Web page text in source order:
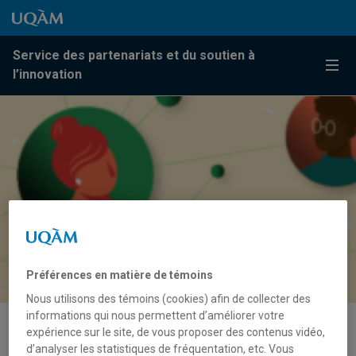
Passer au contenu
Accéder au menu principal
Accéder à la recherche
Passer au contenu
Accéder au menu principal
Service des partenariats et du soutien à
l’innovation
Quel est l’impact du Lab-École?
Préférences en matière de témoins
Nous utilisons des témoins (cookies) afin de collecter des
informations qui nous permettent d’améliorer votre
expérience sur le site, de vous proposer des contenus vidéo,
d’analyser les statistiques de fréquentation, etc. Vous